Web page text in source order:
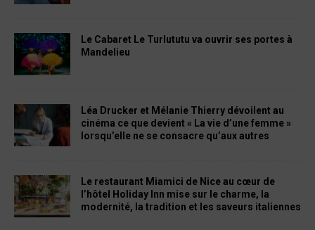
Le Cabaret Le Turlututu va ouvrir ses portes à
Mandelieu
Léa Drucker et Mélanie Thierry dévoilent au
cinéma ce que devient « La vie d’une femme »
lorsqu’elle ne se consacre qu’aux autres
Le restaurant Miamici de Nice au cœur de
l’hôtel Holiday Inn mise sur le charme, la
modernité, la tradition et les saveurs italiennes